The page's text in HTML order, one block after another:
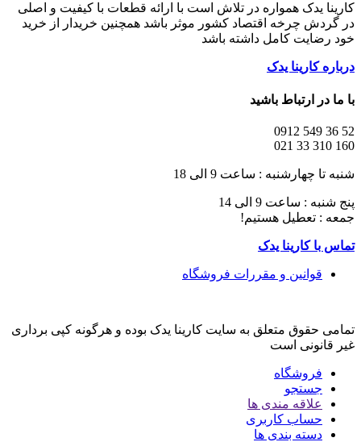
کارینا یدک همواره در تلاش است با ارائه قطعات با کیفیت و اصلی
در گردش چرخه اقتصاد کشور موثر باشد همچنین خریدار از خرید
خود رضایت کامل داشته باشد
درباره کارینا یدک
با ما در ارتباط باشید
52 36 549 0912
160 310 33 021
شنبه تا چهارشنبه : ساعت 9 الی 18
پنج شنبه : ساعت 9 الی 14
جمعه : تعطیل هستیم!
تماس با کارینا یدک
قوانین و مقررات فروشگاه
تمامی حقوق متعلق به سایت کارینا یدک بوده و هرگونه کپی برداری
غیر قانونی است
فروشگاه
جستجو
علاقه مندی ها
حساب کاربری
دسته بندی ها